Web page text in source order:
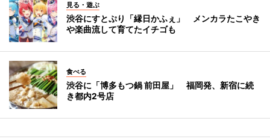
見る・遊ぶ
渋谷にすとぷり「縁日かふぇ」 メンカラたこやき
や楽曲流して育てたイチゴも
食べる
渋谷に「博多もつ鍋 前田屋」 福岡発、新宿に続
き都内2号店